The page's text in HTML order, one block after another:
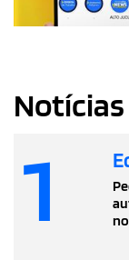
1